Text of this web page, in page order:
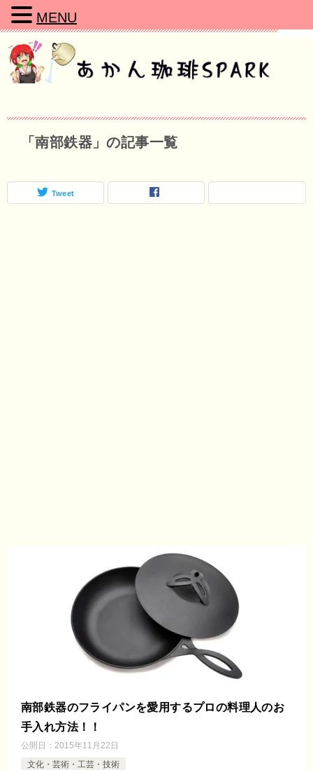
「南部鉄器」の記事一覧
Tweet
南部鉄器のフライパンを愛用するプロの料理人のお
手入れ方法！！
公開日： 2015年11月22日
文化・芸術・工芸・技術
MENU